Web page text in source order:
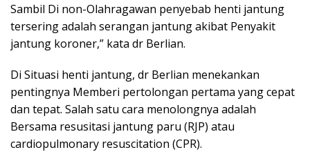
Sambil Di non-Olahragawan penyebab henti jantung
tersering adalah serangan jantung akibat Penyakit
jantung koroner,” kata dr Berlian.
Di Situasi henti jantung, dr Berlian menekankan
pentingnya Memberi pertolongan pertama yang cepat
dan tepat. Salah satu cara menolongnya adalah
Bersama resusitasi jantung paru (RJP) atau
cardiopulmonary resuscitation (CPR).